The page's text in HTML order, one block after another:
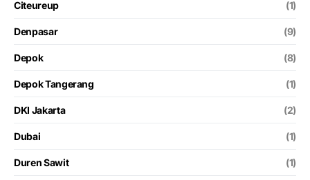
Citeureup (1)
Denpasar (9)
Depok (8)
Depok Tangerang (1)
DKI Jakarta (2)
Dubai (1)
Duren Sawit (1)